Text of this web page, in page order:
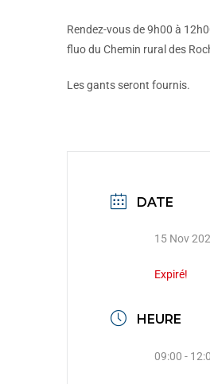
Rendez-vous de 9h00 à
fluo du Chemin rural des
Les gants seront fournis.
DATE
15 Nov
Expiré!
HEURE
09:00 -